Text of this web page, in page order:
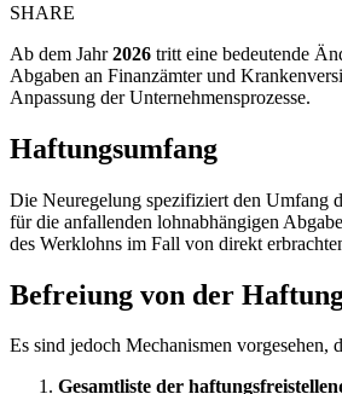
SHARE
Ab dem Jahr2026 tritt eine bedeutende
Abgaben an Finanzämter und
Anpassung der Unternehmensprozesse.
Haftungsumfang
Die Neuregelung spezifiziert den Umfang
für die anfallenden lohnabhängigen
des Werklohns im Fall von direkt
Befreiung von der
Es sind jedoch Mechanismen vorgesehen,
Gesamtliste der